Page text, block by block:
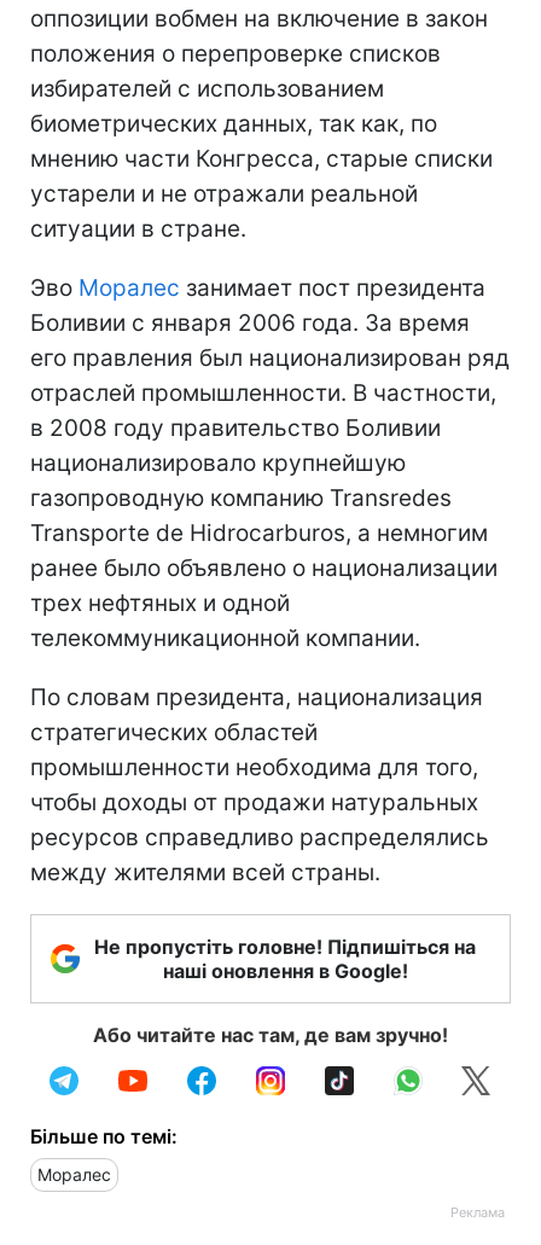
оппозиции вобмен на включение в закон
положения о перепроверке списков
избирателей с использованием
биометрических данных, так как, по
мнению части Конгресса, старые списки
устарели и не отражали реальной
ситуации в стране.
Эво Моралес занимает пост президента
Боливии с января 2006 года. За время
его правления был национализирован ряд
отраслей промышленности. В частности,
в 2008 году правительство Боливии
национализировало крупнейшую
газопроводную компанию Transredes
Transporte de Hidrocarburos, а немногим
ранее было объявлено о национализации
трех нефтяных и одной
телекоммуникационной компании.
По словам президента, национализация
стратегических областей
промышленности необходима для того,
чтобы доходы от продажи натуральных
ресурсов справедливо распределялись
между жителями всей страны.
Не пропустіть головне! Підпишіться на
наші оновлення в Google!
Або читайте нас там, де вам зручно!
Більше по темі:
Моралес